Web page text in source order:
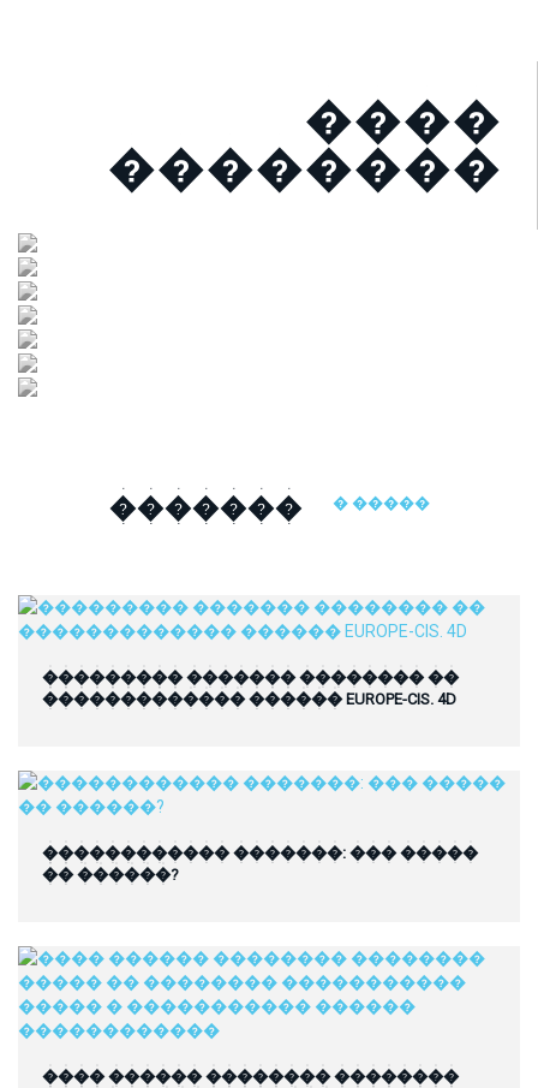
����
��������
������� � �����
��������� ������� �������� ��
������������� ������ EUROPE-CIS. 4D
������������ �������: ��� �����
�� ������?
���� ������ �������� ��������